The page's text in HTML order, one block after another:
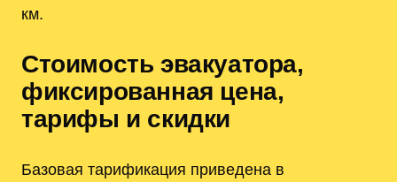
км.
Стоимость эвакуатора,
фиксированная цена,
тарифы и скидки
Базовая тарификация приведена в